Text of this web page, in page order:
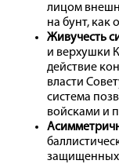
лицом
на бунт, как
Живучесть
и верхушки
действие
власти
система
войсками и
защищенных